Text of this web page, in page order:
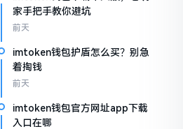
家手把手教你避坑
前天
imtoken钱包护盾怎么买？别急
着掏钱
前天
imtoken钱包官方网址app下载
入口在哪